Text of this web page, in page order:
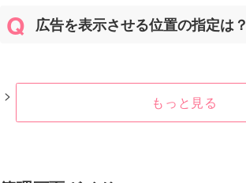
広告を表示させる位置の指定は？
もっと見る